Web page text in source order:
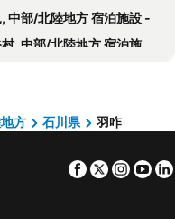
中部/北陸地方 宿泊施設 -
, 中部/北陸地方 宿泊施設 -
中部/北陸地方 宿泊施設 -
市市, 中部/北陸地方 宿泊施設 -
方 石川県 羽咋
Facebook
Twitter